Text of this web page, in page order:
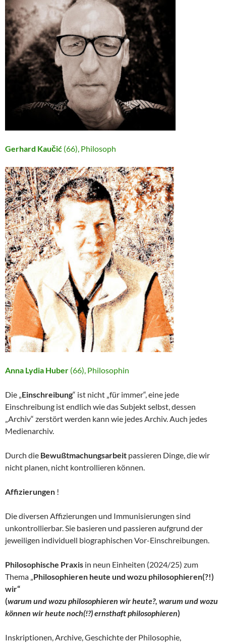
Gerhard Kaučić (66), Philosoph
Anna Lydia Huber (66), Philosophin
Die „Einschreibung“ ist nicht „für immer“, eine jede
Einschreibung ist endlich wie das Subjekt selbst, dessen
„Archiv“ zerstört werden kann wie jedes Archiv. Auch jedes
Medienarchiv.
Durch die Bewußtmachungsarbeit passieren Dinge, die wir
nicht planen, nicht kontrollieren können.
Affizierungen !
Die diversen Affizierungen und Immunisierungen sind
unkontrollierbar. Sie basieren und passieren aufgrund der
jeweiligen individuell biographischen Vor-Einschreibungen.
Philosophische Praxis in neun Einheiten (2024/25) zum
Thema „Philosophieren heute und wozu philosophieren(?!)
wir“
(warum und wozu philosophieren wir heute?, warum und wozu
können wir heute noch(!?) ernsthaft philosophieren)
Inskriptionen, Archive, Geschichte der Philosophie,